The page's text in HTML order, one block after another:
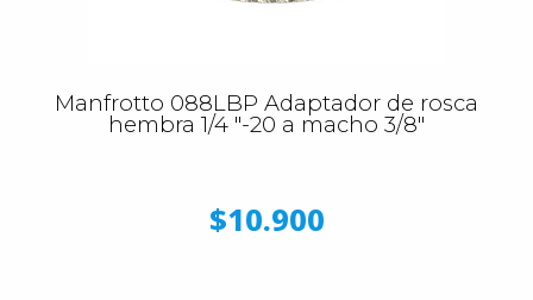
Manfrotto 088LBP Adaptador de rosca
hembra 1/4 "-20 a macho 3/8"
$10.900